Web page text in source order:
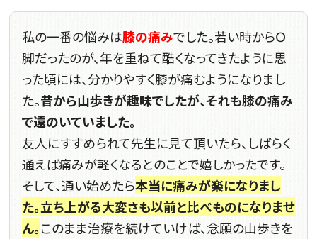
私の一番の悩みは膝の痛みでした。若い時からＯ
脚だったのが、年を重ねて酷くなってきたように思
った頃には、分かりやすく膝が痛むようになりまし
た。昔から山歩きが趣味でしたが、それも膝の痛み
で遠のいていました。
友人にすすめられて先生に見て頂いたら、しばらく
通えば痛みが軽くなるとのことで嬉しかったです。
そして、通い始めたら本当に痛みが楽になりまし
た。立ち上がる大変さも以前と比べものになりませ
ん。このまま治療を続けていけば、念願の山歩きを